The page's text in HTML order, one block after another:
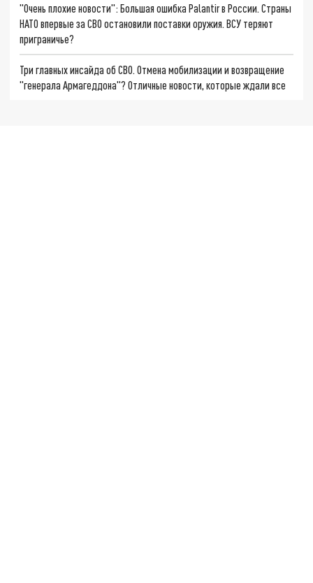
"Очень плохие новости": Большая ошибка Palantir в России. Страны
НАТО впервые за СВО остановили поставки оружия. ВСУ теряют
приграничье?
Три главных инсайда об СВО. Отмена мобилизации и возвращение
"генерала Армагеддона"? Отличные новости, которые ждали все